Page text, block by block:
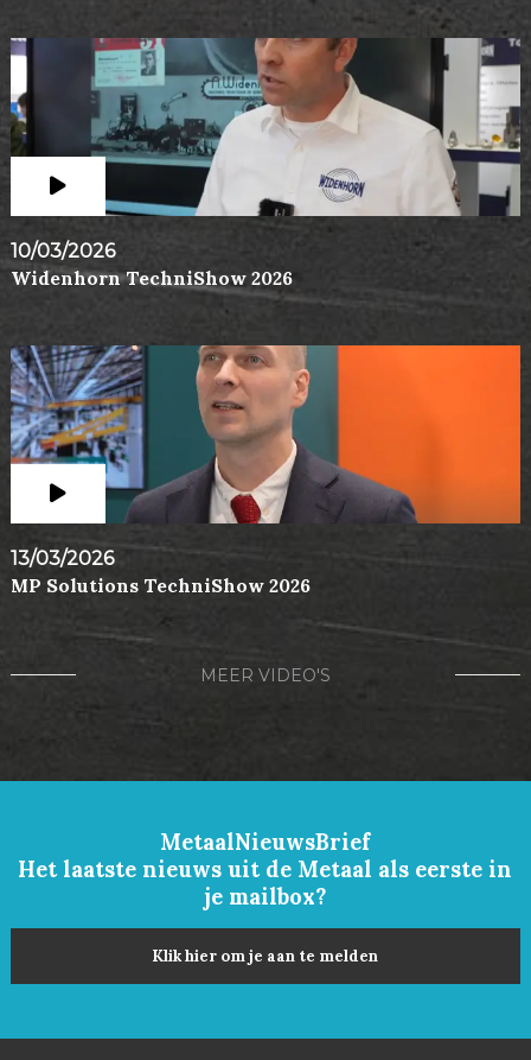
10/03/2026
Widenhorn TechniShow 2026
13/03/2026
MP Solutions TechniShow 2026
MEER VIDEO'S
MetaalNieuwsBrief
Het laatste nieuws uit de Metaal als eerste in
je mailbox?
Klik hier om je aan te melden